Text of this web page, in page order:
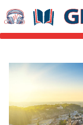
Springe zu:
Hauptinhalt
Mehr zu: